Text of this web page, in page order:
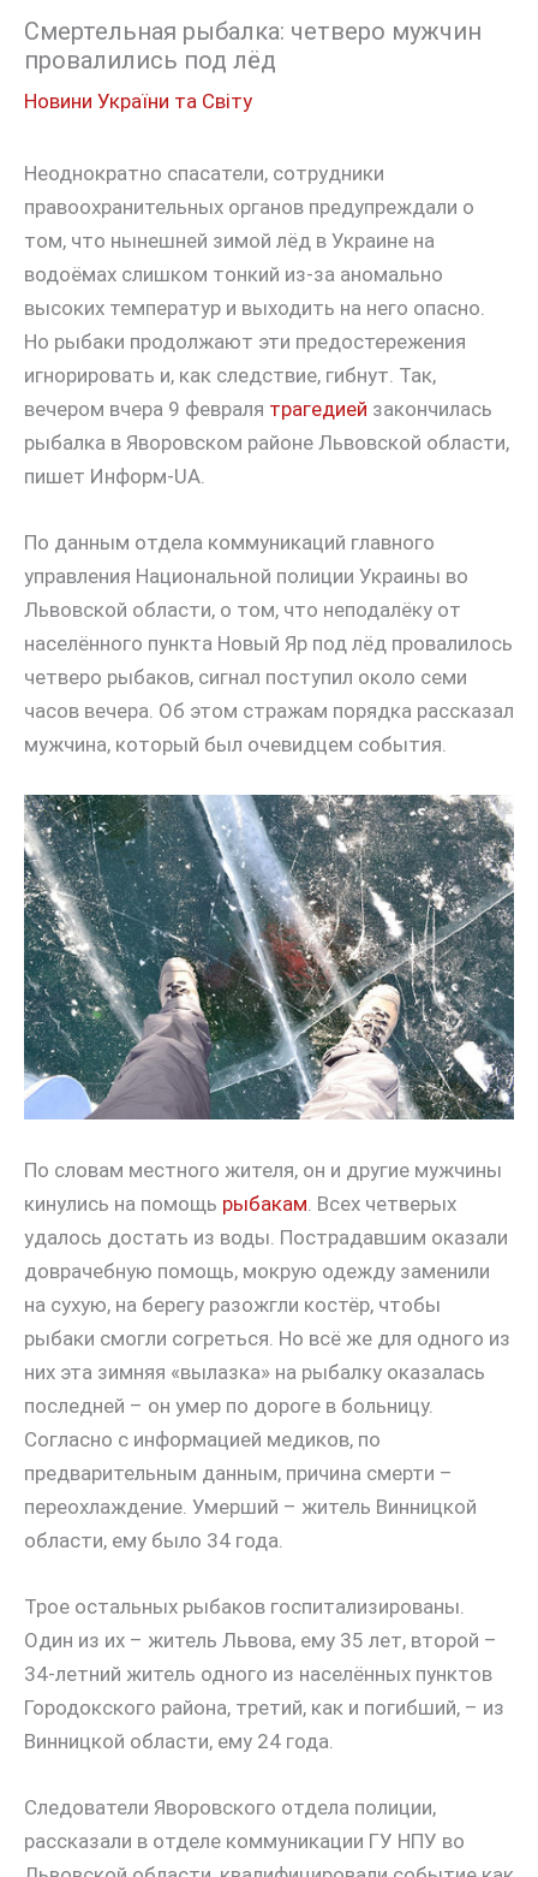
Смертельная рыбалка: четверо мужчин
провалились под лёд
Новини України та Світу
Неоднократно спасатели, сотрудники
правоохранительных органов предупреждали о
том, что нынешней зимой лёд в Украине на
водоёмах слишком тонкий из-за аномально
высоких температур и выходить на него опасно.
Но рыбаки продолжают эти предостережения
игнорировать и, как следствие, гибнут. Так,
вечером вчера 9 февраля трагедией закончилась
рыбалка в Яворовском районе Львовской области,
пишет Информ-UA.
По данным отдела коммуникаций главного
управления Национальной полиции Украины во
Львовской области, о том, что неподалёку от
населённого пункта Новый Яр под лёд провалилось
четверо рыбаков, сигнал поступил около семи
часов вечера. Об этом стражам порядка рассказал
мужчина, который был очевидцем события.
По словам местного жителя, он и другие мужчины
кинулись на помощь рыбакам . Всех четверых
удалось достать из воды. Пострадавшим оказали
доврачебную помощь, мокрую одежду заменили
на сухую, на берегу разожгли костёр, чтобы
рыбаки смогли согреться. Но всё же для одного из
них эта зимняя «вылазка» на рыбалку оказалась
последней – он умер по дороге в больницу.
Согласно с информацией медиков, по
предварительным данным, причина смерти –
переохлаждение. Умерший – житель Винницкой
области, ему было 34 года.
Трое остальных рыбаков госпитализированы.
Один из их – житель Львова, ему 35 лет, второй –
34-летний житель одного из населённых пунктов
Городокского района, третий, как и погибший, – из
Винницкой области, ему 24 года.
Следователи Яворовского отдела полиции,
рассказали в отделе коммуникации ГУ НПУ во